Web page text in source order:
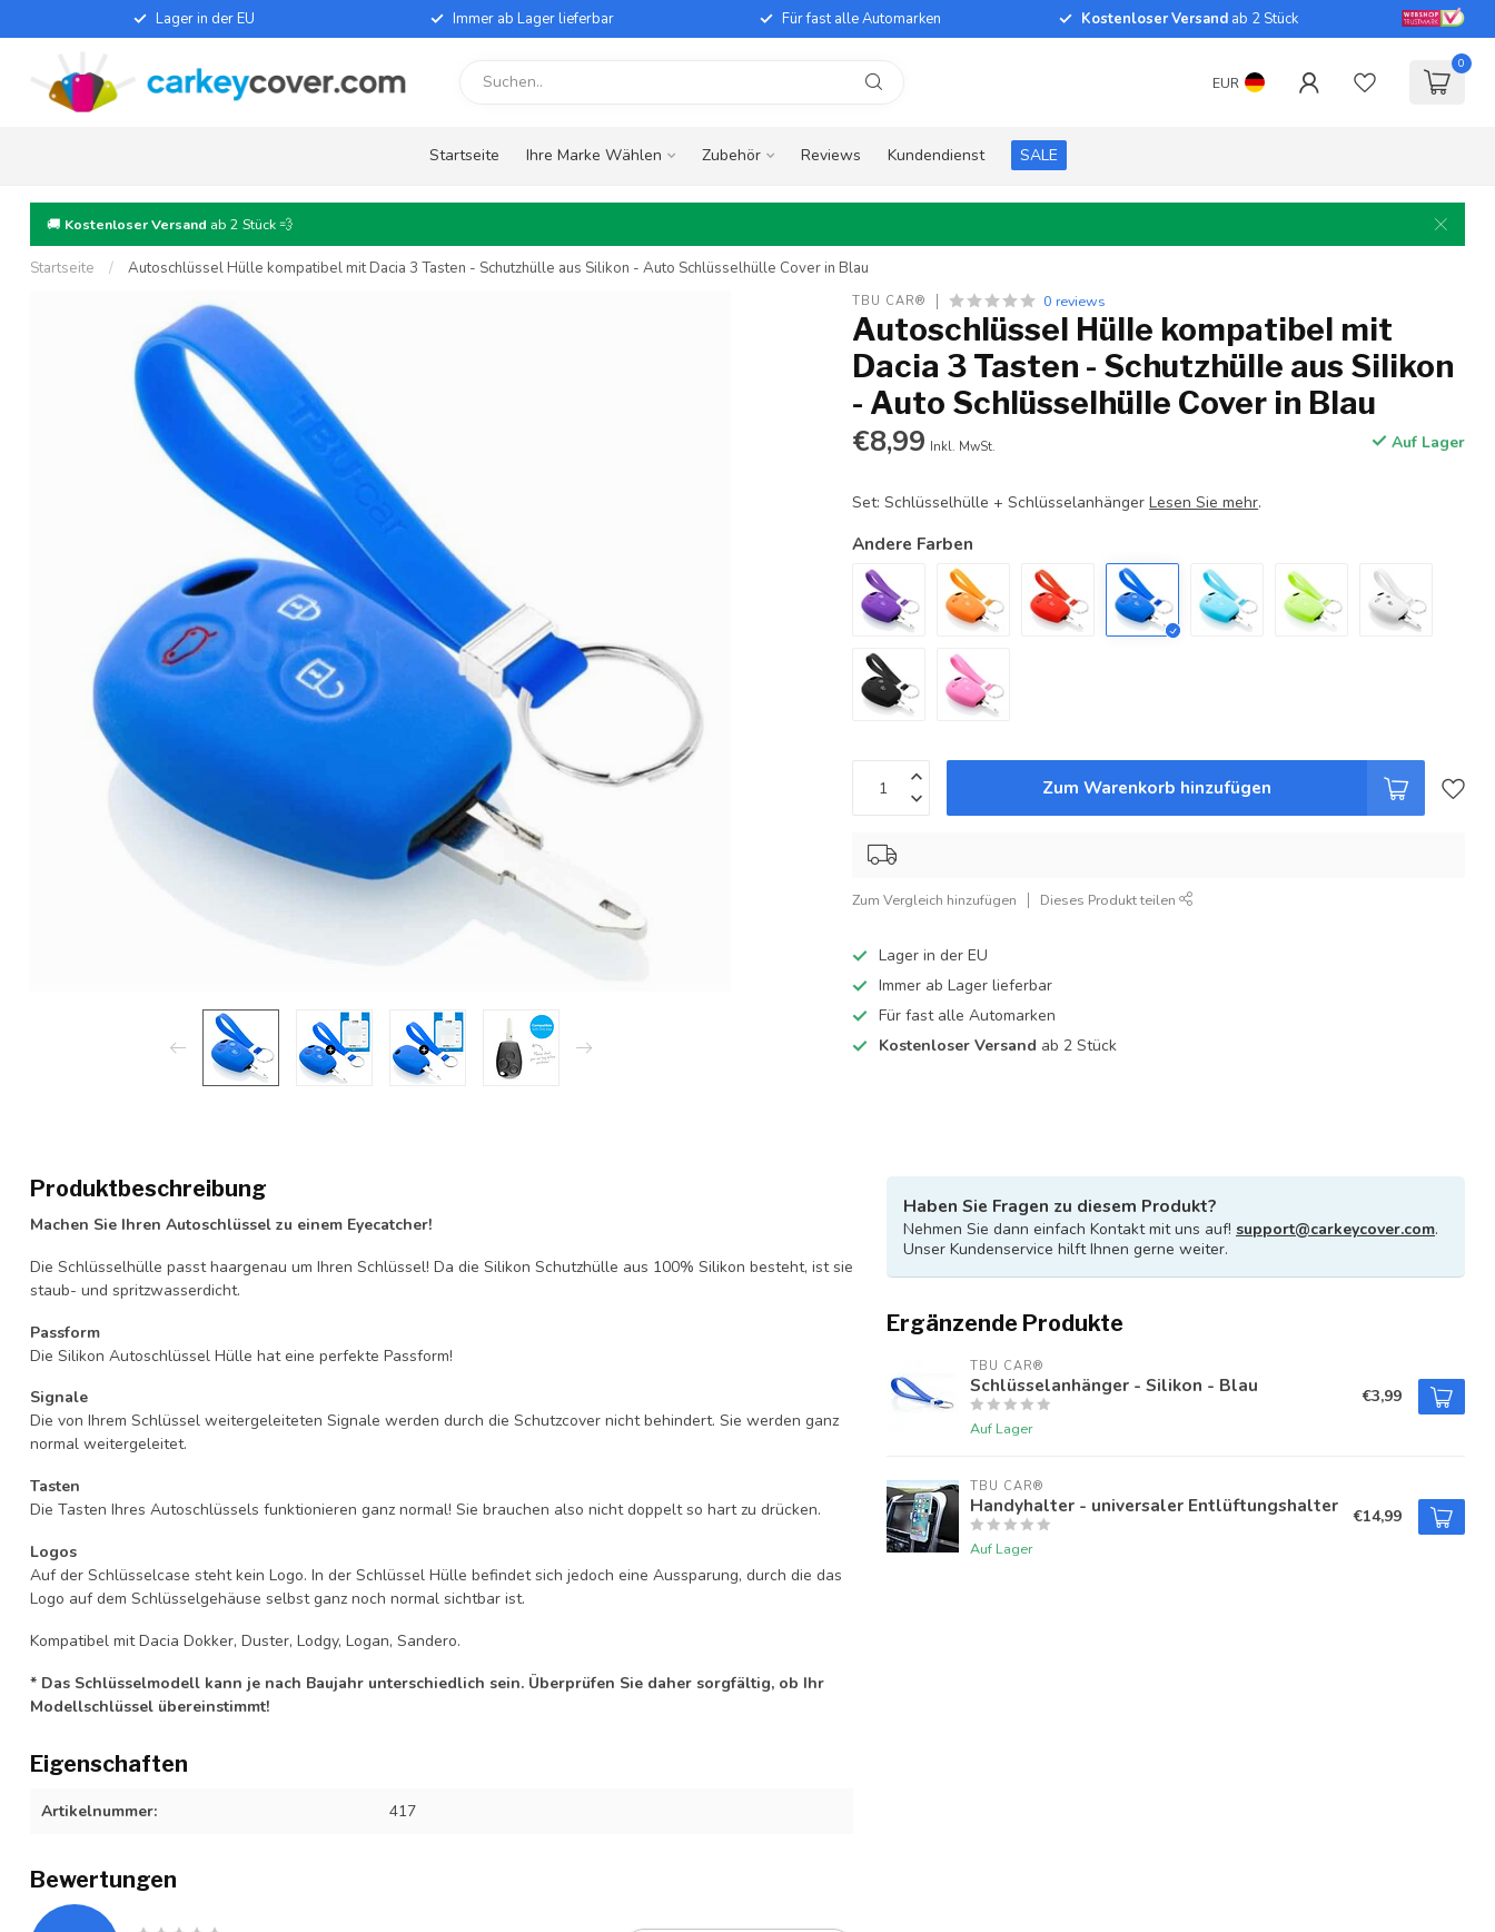
Lager in der EU Immer ab Lager lieferbar Für fast alle Automarken Kostenloser Versand ab 2 Stück
EUR
0
Startseite Ihre Marke Wählen Zubehör Reviews Kundendienst SALE
🚚 Kostenloser Versand ab 2 Stück 💨
Startseite / Autoschlüssel Hülle kompatibel mit Dacia 3 Tasten - Schutzhülle aus Silikon - Auto Schlüsselhülle Cover in Blau
TBU CAR® 0 reviews
Autoschlüssel Hülle kompatibel mit
Dacia 3 Tasten - Schutzhülle aus Silikon
- Auto Schlüsselhülle Cover in Blau
€8,99 Inkl. MwSt. Auf Lager
Set: Schlüsselhülle + SchlüsselanhängerLesen Sie mehr.
Andere Farben
Zum Warenkorb hinzufügen
Zum Vergleich hinzufügen Dieses Produkt teilen
Lager in der EU
Immer ab Lager lieferbar
Für fast alle Automarken
Kostenloser Versand ab 2 Stück
Produktbeschreibung
Machen Sie Ihren Autoschlüssel zu einem Eyecatcher!
Die Schlüsselhülle passt haargenau um Ihren Schlüssel! Da die Silikon Schutzhülle aus 100% Silikon besteht, ist sie
staub- und spritzwasserdicht.
Passform
Die Silikon Autoschlüssel Hülle hat eine perfekte Passform!
Signale
Die von Ihrem Schlüssel weitergeleiteten Signale werden durch die Schutzcover nicht behindert. Sie werden ganz
normal weitergeleitet.
Tasten
Die Tasten Ihres Autoschlüssels funktionieren ganz normal! Sie brauchen also nicht doppelt so hart zu drücken.
Logos
Auf der Schlüsselcase steht kein Logo. In der Schlüssel Hülle befindet sich jedoch eine Aussparung, durch die das
Logo auf dem Schlüsselgehäuse selbst ganz noch normal sichtbar ist.
Kompatibel mit Dacia Dokker, Duster, Lodgy, Logan, Sandero.
* Das Schlüsselmodell kann je nach Baujahr unterschiedlich sein. Überprüfen Sie daher sorgfältig, ob Ihr
Modellschlüssel übereinstimmt!
Eigenschaften
Artikelnummer: 417
Bewertungen
Haben Sie Fragen zu diesem Produkt?
Nehmen Sie dann einfach Kontakt mit uns auf! support@carkeycover.com.
Unser Kundenservice hilft Ihnen gerne weiter.
Ergänzende Produkte
TBU CAR®
Schlüsselanhänger - Silikon - Blau
Auf Lager
€3,99
TBU CAR®
Handyhalter - universaler Entlüftungshalter
Auf Lager
€14,99